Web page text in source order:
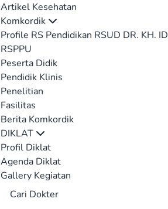
Artikel Kesehatan
Komkordik
Profile RS Pendidikan RSUD DR. KH.
RSPPU
Peserta Didik
Pendidik Klinis
Penelitian
Fasilitas
Berita Komkordik
DIKLAT
Profil Diklat
Agenda Diklat
Gallery Kegiatan
Cari Dokter